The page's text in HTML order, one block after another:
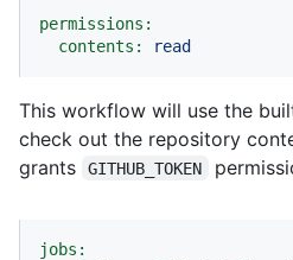
permissions:
contents:
read
This workflow will use the
check out the repository
grants
GITHUB_TOKEN
jobs: